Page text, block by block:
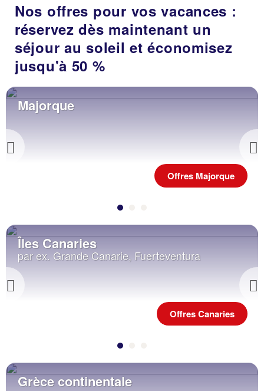
Nos offres pour vos vacances :
réservez dès maintenant un
séjour au soleil et économisez
jusqu'à 50 %
Previous
Majorque
Offres Majorque
Previous
Îles Canaries
par ex. Grande Canarie, Fuerteventura
Offres Canaries
Grèce continentale